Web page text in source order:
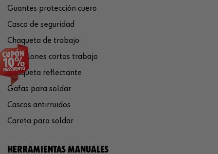
Guantes protección cuero
Casco de seguridad
Chaqueta de trabajo
Pantalones cortos trabajo
Chaqueta reflectante
Gafas para soldar
Cascos antirruidos
Careta para soldar
HERRAMIENTAS MANUALES